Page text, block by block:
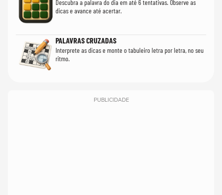
Descubra a palavra do dia em até 6 tentativas. Observe as
dicas e avance até acertar.
PALAVRAS CRUZADAS
Interprete as dicas e monte o tabuleiro letra por letra, no seu
ritmo.
PUBLICIDADE